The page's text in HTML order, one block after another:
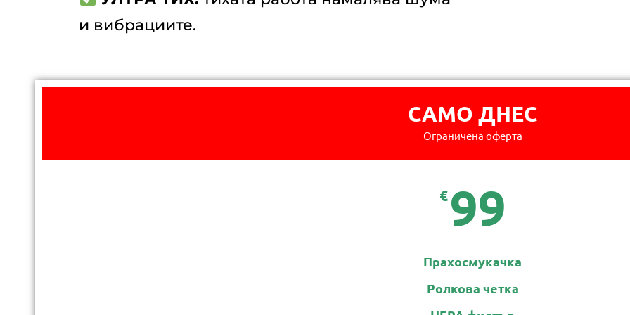
и вибрациите.
САМО ДНЕС
Ограничена оферта
€ 99
Прахосмукачка
Ролкова четка